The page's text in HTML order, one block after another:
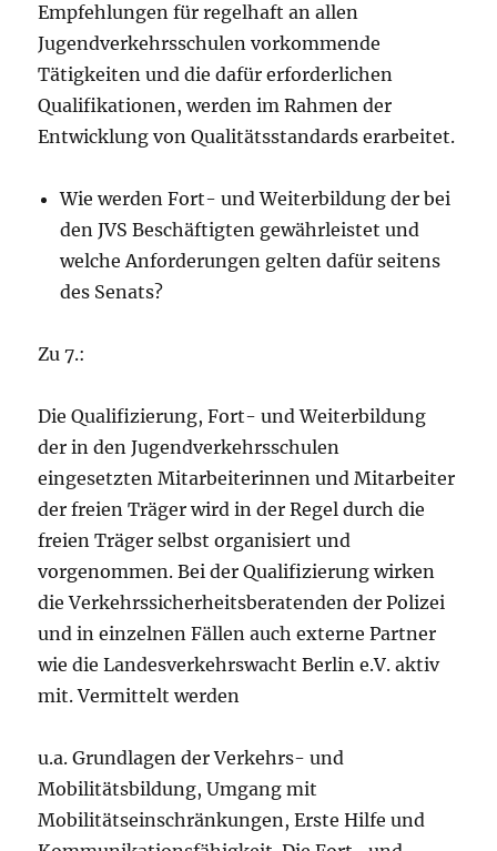
Empfehlungen für regelhaft an allen
Jugendverkehrsschulen vorkommende
Tätigkeiten und die dafür erforderlichen
Qualifikationen, werden im Rahmen der
Entwicklung von Qualitätsstandards erarbeitet.
Wie werden Fort- und Weiterbildung der bei
den JVS Beschäftigten gewährleistet und
welche Anforderungen gelten dafür seitens
des Senats?
Zu 7.:
Die Qualifizierung, Fort- und Weiterbildung
der in den Jugendverkehrsschulen
eingesetzten Mitarbeiterinnen und Mitarbeiter
der freien Träger wird in der Regel durch die
freien Träger selbst organisiert und
vorgenommen. Bei der Qualifizierung wirken
die Verkehrssicherheitsberatenden der Polizei
und in einzelnen Fällen auch externe Partner
wie die Landesverkehrswacht Berlin e.V. aktiv
mit. Vermittelt werden
u.a. Grundlagen der Verkehrs- und
Mobilitätsbildung, Umgang mit
Mobilitätseinschränkungen, Erste Hilfe und